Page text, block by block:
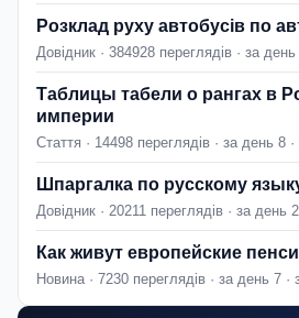
Розклад руху автобусів по
Довідник · 384928 переглядів · за
Таблицы табели о рангах в
империи
Стаття · 14498 переглядів · за день 8
Шпаргалка по русскому
Довідник · 20211 переглядів · за день
Как живут европейские
Новина · 7230 переглядів · за день 7 ·